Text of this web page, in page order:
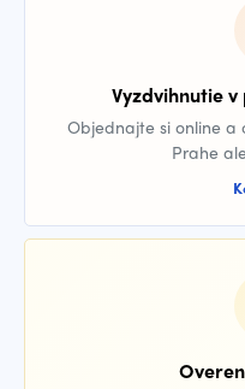
Vyzdvihnutie
Objednajte si online a
Prahe